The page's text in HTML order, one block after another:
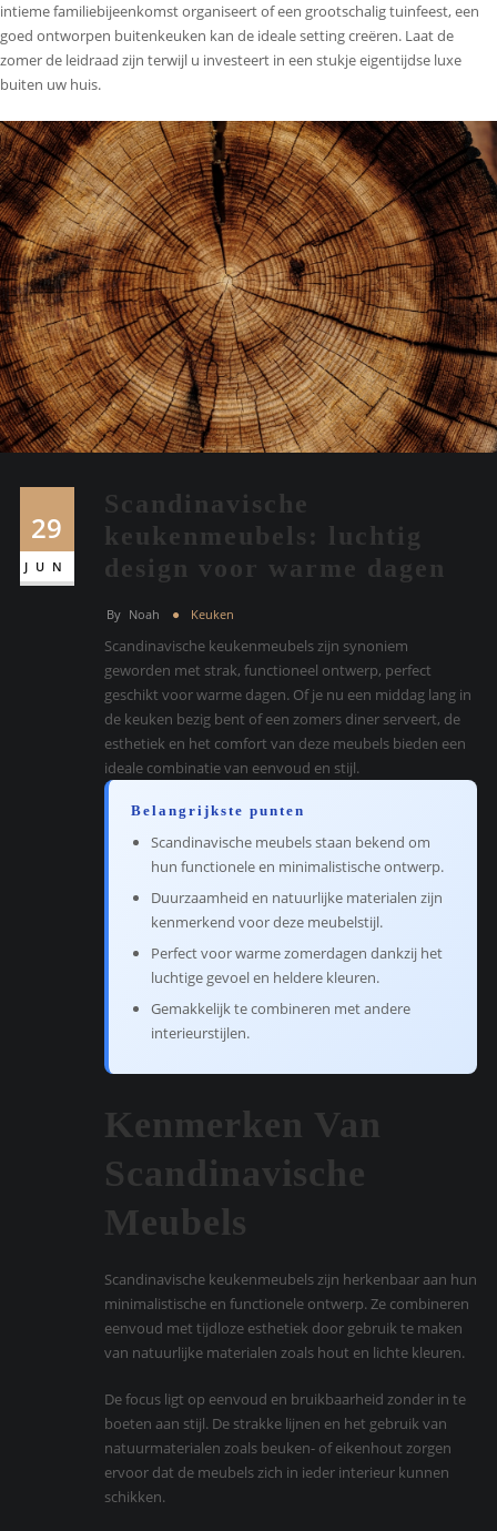
intieme familiebijeenkomst organiseert of een grootschalig tuinfeest, een
goed ontworpen buitenkeuken kan de ideale setting creëren. Laat de
zomer de leidraad zijn terwijl u investeert in een stukje eigentijdse luxe
buiten uw huis.
29
JUN
Scandinavische
keukenmeubels: luchtig
design voor warme dagen
By Noah Keuken
Scandinavische keukenmeubels zijn synoniem
geworden met strak, functioneel ontwerp, perfect
geschikt voor warme dagen. Of je nu een middag lang in
de keuken bezig bent of een zomers diner serveert, de
esthetiek en het comfort van deze meubels bieden een
ideale combinatie van eenvoud en stijl.
Belangrijkste punten
Scandinavische meubels staan bekend om
hun functionele en minimalistische ontwerp.
Duurzaamheid en natuurlijke materialen zijn
kenmerkend voor deze meubelstijl.
Perfect voor warme zomerdagen dankzij het
luchtige gevoel en heldere kleuren.
Gemakkelijk te combineren met andere
interieurstijlen.
Kenmerken Van
Scandinavische
Meubels
Scandinavische keukenmeubels zijn herkenbaar aan hun
minimalistische en functionele ontwerp. Ze combineren
eenvoud met tijdloze esthetiek door gebruik te maken
van natuurlijke materialen zoals hout en lichte kleuren.
De focus ligt op eenvoud en bruikbaarheid zonder in te
boeten aan stijl. De strakke lijnen en het gebruik van
natuurmaterialen zoals beuken- of eikenhout zorgen
ervoor dat de meubels zich in ieder interieur kunnen
schikken.